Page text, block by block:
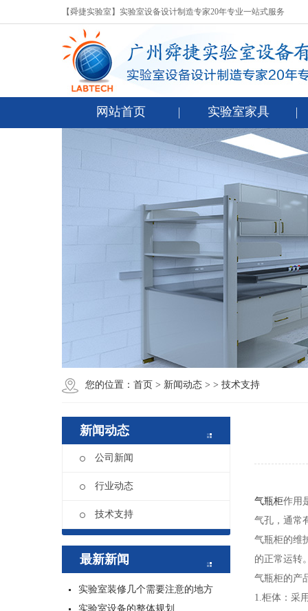
【舜捷实验室】实验室设备设计制造专家20年专业一站式服务
网站首页 实验室家具
您的位置： 首页 > 新闻动态 > > 技术支持
新闻动态
公司新闻
行业动态
技术支持
最新新闻
实验室装修几个需要注意的地方
实验室设备的整体规划
气瓶柜作用
气孔，通常
气瓶柜的维
的正常运转
气瓶柜的产
1.柜体：采